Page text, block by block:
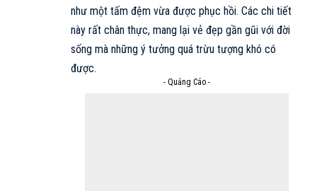
như một tấm đệm vừa được phục hồi. Các chi tiết
này rất chân thực, mang lại vẻ đẹp gần gũi với đời
sống mà những ý tưởng quá trừu tượng khó có
được.
- Quảng Cáo -